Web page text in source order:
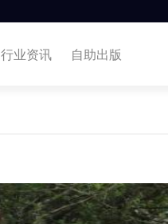
行业资讯 自助出版